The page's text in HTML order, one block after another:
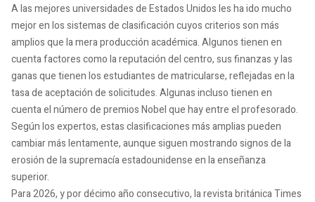
A las mejores universidades de Estados Unidos les ha ido mucho
mejor en los sistemas de clasificación cuyos criterios son más
amplios que la mera producción académica. Algunos tienen en
cuenta factores como la reputación del centro, sus finanzas y las
ganas que tienen los estudiantes de matricularse, reflejadas en la
tasa de aceptación de solicitudes. Algunas incluso tienen en
cuenta el número de premios Nobel que hay entre el profesorado.
Según los expertos, estas clasificaciones más amplias pueden
cambiar más lentamente, aunque siguen mostrando signos de la
erosión de la supremacía estadounidense en la enseñanza
superior.
Para 2026, y por décimo año consecutivo, la revista británica Times